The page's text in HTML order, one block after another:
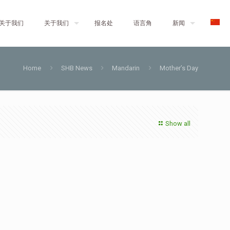
于我们 关于我们 报名处 语言角 新闻
Home SHB News Mandarin Mother’s Day
Show all